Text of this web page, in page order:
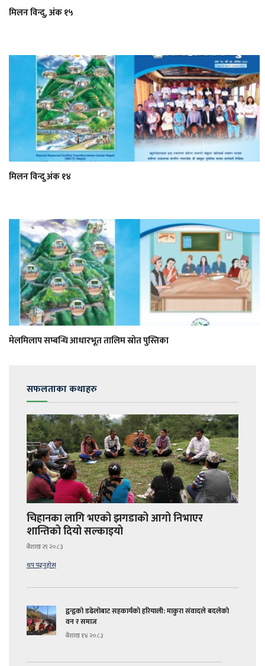
मिलन विन्दु, अंक १५
मिलन विन्दु अंक १४
मेलमिलाप सम्बन्धि आधारभूत तालिम स्रोत पुस्तिका
सफलताका कथाहरु
चिहानका लागि भएको झगडाको आगो निभाएर
शान्तिको दियो सल्काइयो
बैशाख २९ २०८३
थप पढ्नुहोस्
द्वन्द्वको डढेलोबाट सहकार्यको हरियाली: माकुरा संवादले बदलेको
वन र समाज
बैशाख १४ २०८३